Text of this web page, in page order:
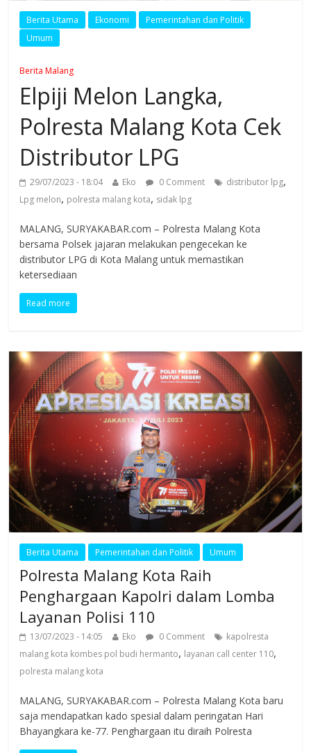
Berita Utama Ekonomi
Pemerintahan dan Politik
Umum
Berita Malang
Elpiji Melon Langka,
Polresta Malang Kota Cek
Distributor LPG
29/07/2023 - 18:04 Eko 0 Comment distributor lpg,
Lpg melon, polresta malang kota, sidak lpg
MALANG, SURYAKABAR.com – Polresta Malang Kota
bersama Polsek jajaran melakukan pengecekan ke
distributor LPG di Kota Malang untuk memastikan
ketersediaan
Read more
Berita Utama Pemerintahan dan Politik Umum
Polresta Malang Kota Raih
Penghargaan Kapolri dalam Lomba
Layanan Polisi 110
13/07/2023 - 14:05 Eko 0 Comment
kapolresta
malang kota kombes pol budi hermanto, layanan call center 110,
polresta malang kota
MALANG, SURYAKABAR.com – Polresta Malang Kota baru
saja mendapatkan kado spesial dalam peringatan Hari
Bhayangkara ke-77. Penghargaan itu diraih Polresta